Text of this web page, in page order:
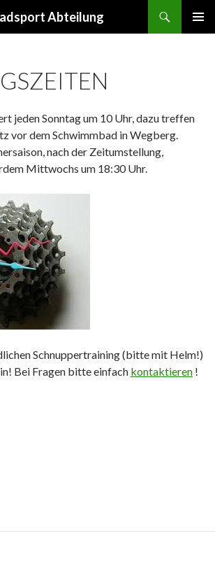
Abteilung
wallet for DeFi and NFTs -
swaps, and staking with confidence.
jeden Sonntag um 10 Uhr, dazu treffen
vor dem Schwimmbad in Wegberg.
nach der Zeitumstellung,
Mittwochs um 18:30 Uhr.
Schnuppertraining (bitte mit Helm!)
Bei Fragen bitte einfach kontaktieren !